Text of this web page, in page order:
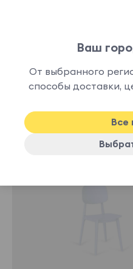
-47%
наличии
Ваш
От выбранного
способы доставки,
Все